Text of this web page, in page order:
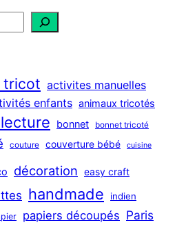
tricot activites manuelles
enfants animaux tricotés
bonnet bonnet tricoté
couture couverture bébé cuisine
décoration easy craft
handmade indien
papiers découpés Paris